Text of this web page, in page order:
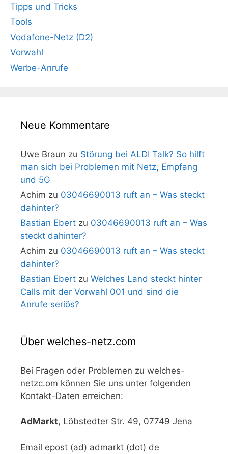
Tipps und Tricks
Tools
Vodafone-Netz (D2)
Vorwahl
Werbe-Anrufe
Neue Kommentare
Uwe Braun zu Störung bei ALDI Talk? So hilft
man sich bei Problemen mit Netz, Empfang
und 5G
Achim zu 03046690013 ruft an – Was steckt
dahinter?
Bastian Ebert zu 03046690013 ruft an – Was
steckt dahinter?
Achim zu 03046690013 ruft an – Was steckt
dahinter?
Bastian Ebert zu Welches Land steckt hinter
Calls mit der Vorwahl 001 und sind die
Anrufe seriös?
Über welches-netz.com
Bei Fragen oder Problemen zu welches-
netzc.om können Sie uns unter folgenden
Kontakt-Daten erreichen:
AdMarkt, Löbstedter Str. 49, 07749 Jena
Email epost (ad) admarkt (dot) de